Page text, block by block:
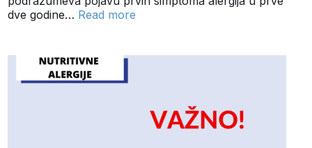
dve godine… Read more